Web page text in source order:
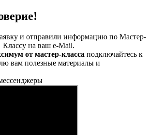
и отправили информацию по Мастер-
Классу на ваш e-Mail.
от мастер-класса подключайтесь к
вам полезные материалы и